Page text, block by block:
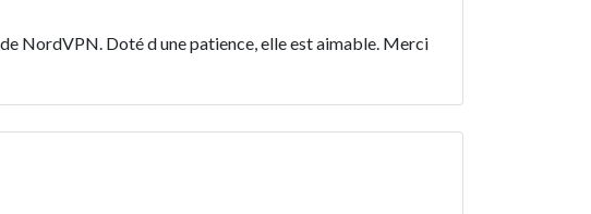
NordVPN. Doté d une patience, elle est aimable. Merci